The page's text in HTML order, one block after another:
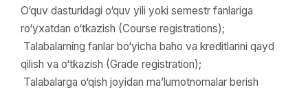
O‘quv dasturidagi o‘quv yili yoki semestr fanlariga
ro‘yxatdan o‘tkazish (Course registrations);
Talabalarning fanlar bo‘yicha baho va kreditlarini qayd
qilish va o‘tkazish (Grade registration);
Talabalarga o‘qish joyidan ma’lumotnomalar berish